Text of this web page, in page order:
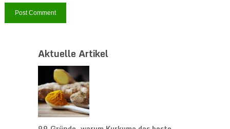
Aktuelle Artikel